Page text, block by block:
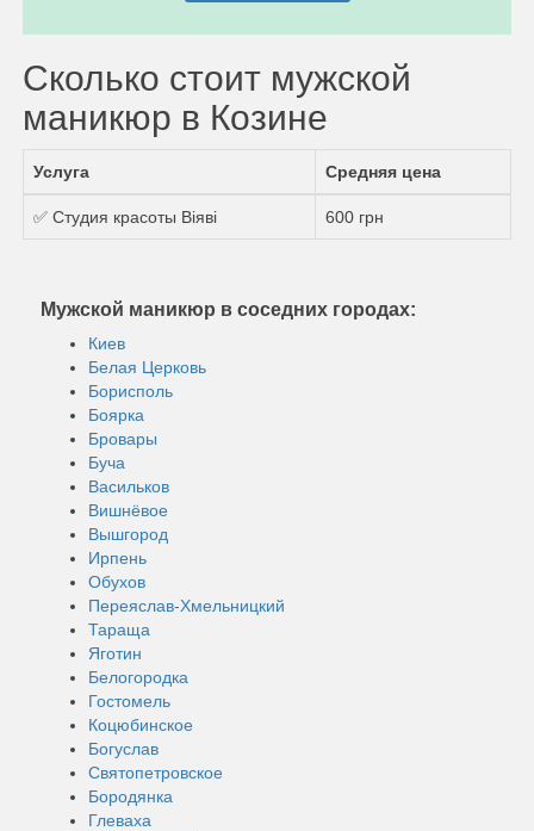
Сколько стоит мужской
маникюр в Козине
Услуга Средняя цена
✅ Студия красоты Віяві 600 грн
Мужской маникюр в соседних городах:
Киев
Белая Церковь
Борисполь
Боярка
Бровары
Буча
Васильков
Вишнёвое
Вышгород
Ирпень
Обухов
Переяслав-Хмельницкий
Тараща
Яготин
Белогородка
Гостомель
Коцюбинское
Богуслав
Святопетровское
Бородянка
Глеваха